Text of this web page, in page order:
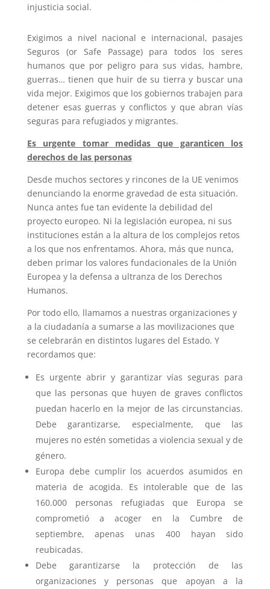
injusticia social.
Exigimos a nivel nacional e internacional, pasajes
Seguros (or Safe Passage) para todos los seres
humanos que por peligro para sus vidas, hambre,
guerras… tienen que huir de su tierra y buscar una
vida mejor. Exigimos que los gobiernos trabajen para
detener esas guerras y conflictos y que abran vías
seguras para refugiados y migrantes.
Es urgente tomar medidas que garanticen los
derechos de las personas
Desde muchos sectores y rincones de la UE venimos
denunciando la enorme gravedad de esta situación.
Nunca antes fue tan evidente la debilidad del
proyecto europeo. Ni la legislación europea, ni sus
instituciones están a la altura de los complejos retos
a los que nos enfrentamos. Ahora, más que nunca,
deben primar los valores fundacionales de la Unión
Europea y la defensa a ultranza de los Derechos
Humanos.
Por todo ello, llamamos a nuestras organizaciones y
a la ciudadanía a sumarse a las movilizaciones que
se celebrarán en distintos lugares del Estado. Y
recordamos que:
Es urgente abrir y garantizar vías seguras para
que las personas que huyen de graves conflictos
puedan hacerlo en la mejor de las circunstancias.
Debe garantizarse, especialmente, que las
mujeres no estén sometidas a violencia sexual y de
género.
Europa debe cumplir los acuerdos asumidos en
materia de acogida. Es intolerable que de las
160.000 personas refugiadas que Europa se
comprometió a acoger en la Cumbre de
septiembre, apenas unas 400 hayan sido
reubicadas.
Debe garantizarse la protección de las
organizaciones y personas que apoyan a la